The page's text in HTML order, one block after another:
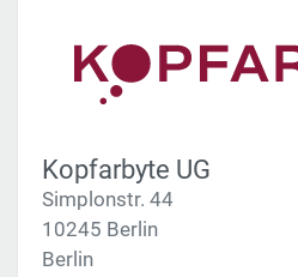
Kopfarbyte UG
Simplonstr. 44
10245 Berlin
Berlin